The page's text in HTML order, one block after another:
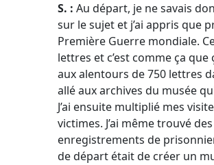
S. : Au départ, je ne savais
sur le sujet et j’ai appris que
Première Guerre mondiale.
lettres et c’est comme ça
aux alentours de 750 lettres
allé aux archives du musée
J’ai ensuite multiplié mes
victimes. J’ai même trouvé
enregistrements de
de départ était de créer un